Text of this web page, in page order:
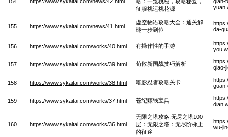
征服桃运桃花源
155 https://www.sykaitai.com/news/41.html
虚空物语攻略大全：通关解
谜一步到位
da-
156 https://www.sykaitai.com/works/40.html 有操作性的手游
157 https://www.sykaitai.com/works/39.html 荀攸新国战技巧解析
qiao-
158 https://www.sykaitai.com/works/38.html 暗影忍者攻略关卡
159 https://www.sykaitai.com/works/37.html 苍纪赚钱宝典
160 https://www.sykaitai.com/works/36.html
无限之塔攻略;无尽之塔100
层：无限之塔：无尽阶梯上
的征途
wu-